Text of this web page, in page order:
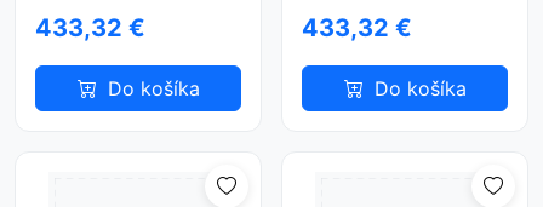
433,32 €
Do košíka
433,32 €
Do košíka